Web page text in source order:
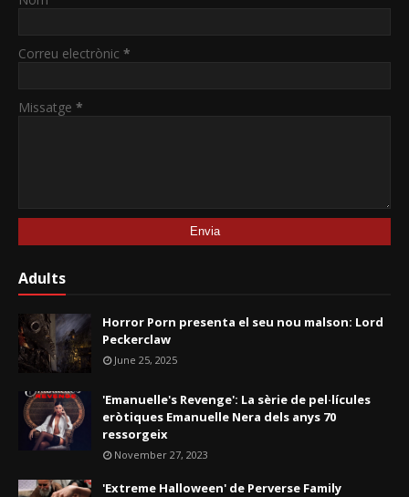
Correu electrònic *
Missatge *
Adults
Horror Porn presenta el seu nou malson: Lord
Peckerclaw
June 25, 2025
'Emanuelle's Revenge': La sèrie de pel·lícules
eròtiques Emanuelle Nera dels anys 70
ressorgeix
November 27, 2023
'Extreme Halloween' de Perverse Family